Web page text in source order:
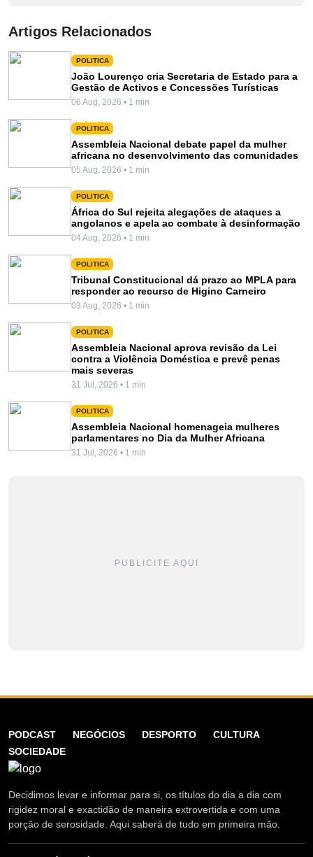
Artigos Relacionados
POLITICA
João Lourenço cria Secretaria de Estado para a
Gestão de Activos e Concessões Turísticas
06 Aug, 2026 • 1 min
POLITICA
Assembleia Nacional debate papel da mulher
africana no desenvolvimento das comunidades
05 Aug, 2026 • 1 min
POLITICA
África do Sul rejeita alegações de ataques a
angolanos e apela ao combate à desinformação
04 Aug, 2026 • 1 min
POLITICA
Tribunal Constitucional dá prazo ao MPLA para
responder ao recurso de Higino Carneiro
03 Aug, 2026 • 1 min
POLITICA
Assembleia Nacional aprova revisão da Lei
contra a Violência Doméstica e prevê penas
mais severas
31 Jul, 2026 • 1 min
POLITICA
Assembleia Nacional homenageia mulheres
parlamentares no Dia da Mulher Africana
31 Jul, 2026 • 1 min
PUBLICITE AQUI
PODCAST NEGÓCIOS DESPORTO
CULTURA
SOCIEDADE
Decidimos levar e informar para si, os títulos do dia a dia com
rigidez moral e exactidão de maneira extrovertida e com uma
porção de serosidade. Aqui saberá de tudo em primeira mão.